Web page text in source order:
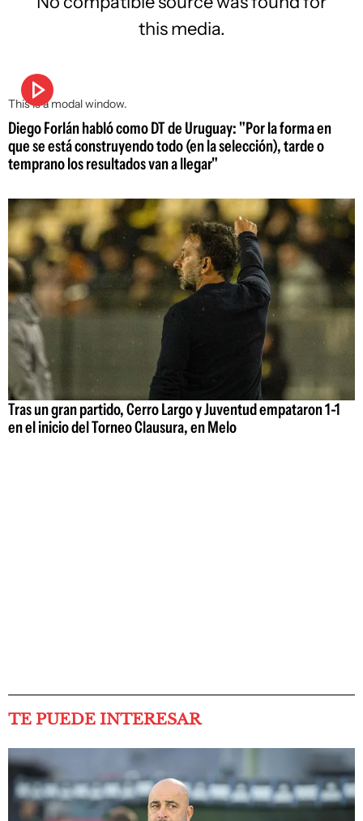
This is a modal window.
this media.
Diego Forlán habló como DT de Uruguay: "Por la forma en
que se está construyendo todo (en la selección), tarde o
temprano los resultados van a llegar"
Tras un gran partido, Cerro Largo y Juventud empataron 1-1
en el inicio del Torneo Clausura, en Melo
TE PUEDE INTERESAR